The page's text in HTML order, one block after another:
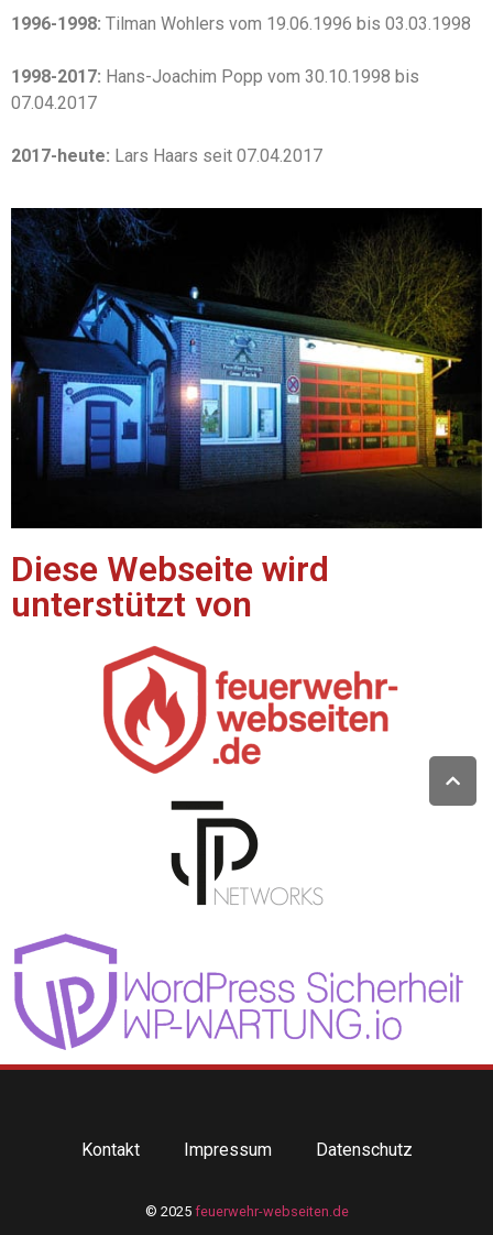
1996-1998: Tilman Wohlers vom 19.06.1996 bis 03.03.1998
1998-2017: Hans-Joachim Popp vom 30.10.1998 bis
07.04.2017
2017-heute: Lars Haars seit 07.04.2017
Diese Webseite wird
unterstützt von
Kontakt Impressum Datenschutz
© 2025 feuerwehr-webseiten.de